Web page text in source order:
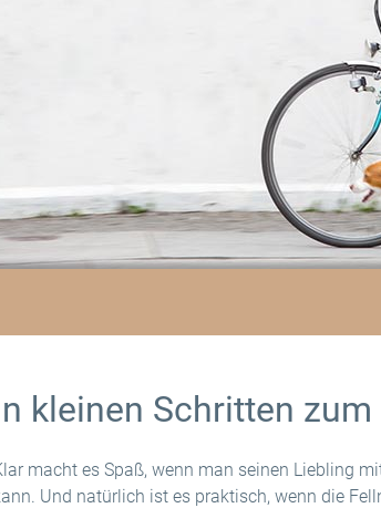
kleinen Schritten zum
macht es Spaß, wenn man seinen Liebling
Und natürlich ist es praktisch, wenn die